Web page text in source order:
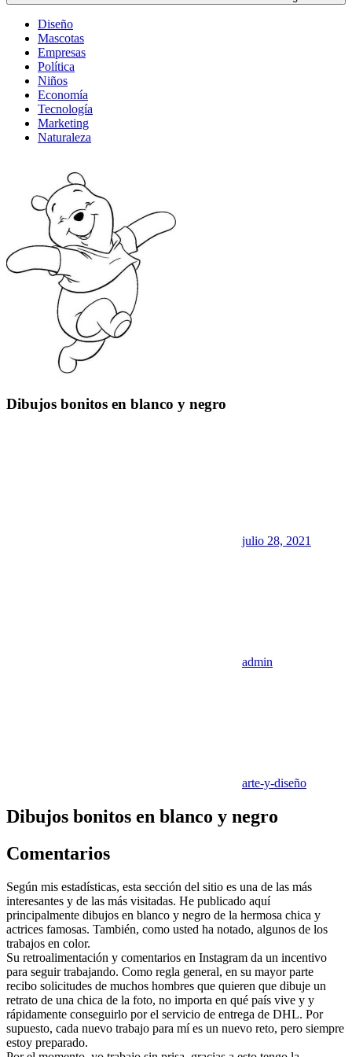
Diseño
Mascotas
Empresas
Política
Niños
Economía
Tecnología
Marketing
Naturaleza
Dibujos bonitos en blanco y negro
julio 28, 2021
admin
arte-y-diseño
Dibujos bonitos en blanco y negro
Comentarios
Según mis estadísticas, esta sección del sitio es una de las más
interesantes y de las más visitadas. He publicado aquí
principalmente dibujos en blanco y negro de la hermosa chica y
actrices famosas. También, como usted ha notado, algunos de los
trabajos en color.
Su retroalimentación y comentarios en Instagram da un incentivo
para seguir trabajando. Como regla general, en su mayor parte
recibo solicitudes de muchos hombres que quieren que dibuje un
retrato de una chica de la foto, no importa en qué país vive y y
rápidamente conseguirlo por el servicio de entrega de DHL. Por
supuesto, cada nuevo trabajo para mí es un nuevo reto, pero siempre
estoy preparado.